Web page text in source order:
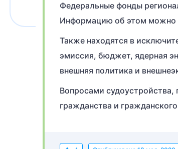
Федеральные фонды
Информацию об этом можно
Также находятся в
эмиссия, бюджет, ядерная
внешняя политика и
Вопросами
гражданства и